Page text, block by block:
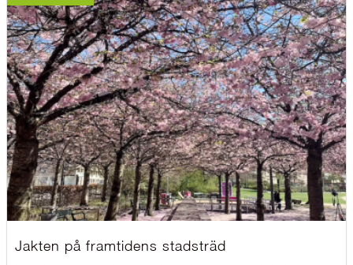
Jakten på framtidens stadsträd